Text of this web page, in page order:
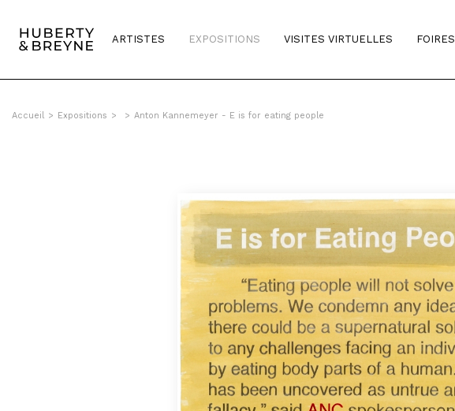
ARTISTES EXPOSITIONS VISITES VIRTUELLES FOIRES
Accueil > Expositions > > Anton Kannemeyer - E is for eating people